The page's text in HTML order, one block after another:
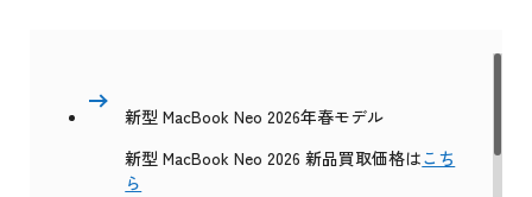
新型 MacBook Neo 2026年春モデル
新型 MacBook Neo 2026 新品買取価格はこち
ら